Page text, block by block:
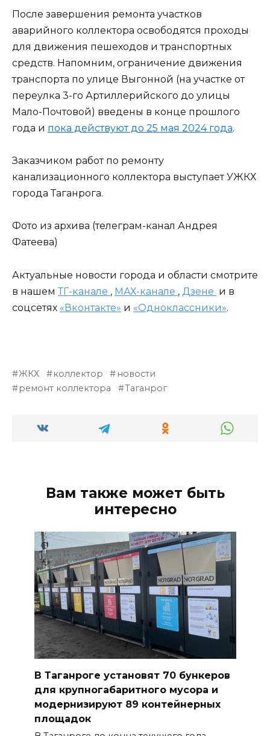
После завершения ремонта участков
аварийного коллектора освободятся проходы
для движения пешеходов и транспортных
средств. Напомним, ограничение движения
транспорта по улице Выгонной (на участке от
переулка 3-го Артиллерийского до улицы
Мало-Почтовой) введены в конце прошлого
года и пока действуют до 25 мая 2024 года.
Заказчиком работ по ремонту
канализационного коллектора выступает УЖКХ
города Таганрога.
Фото из архива (телеграм-канал Андрея
Фатеева)
Актуальные новости города и области смотрите
в нашем ТГ-канале , МАХ-канале , Дзене и в
соцсетях «Вконтакте» и «Одноклассники».
ЖКХ коллектор
новости
ремонт коллектора
Таганрог
Вам также может быть
интересно
В Таганроге установят 70 бункеров
для крупногабаритного мусора и
модернизируют 89 контейнерных
площадок